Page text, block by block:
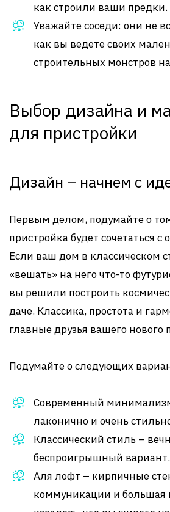
как строили ваши предки.
Уважайте соседи: они не
как вы ведете своих
строительных монстров
Выбор дизайна и
для пристройки
Дизайн – начнем с
Первым делом, подумайте о
пристройка будет сочетаться
Если ваш дом в классическом
«вешать» на него что-то
вы решили построить
даче. Классика, простота и
главные друзья вашего нового
Подумайте о следующих
Современный
лаконично и очень
Классический стиль –
беспроигрышный вариант.
Аля лофт – кирпичные
коммуникации и большая